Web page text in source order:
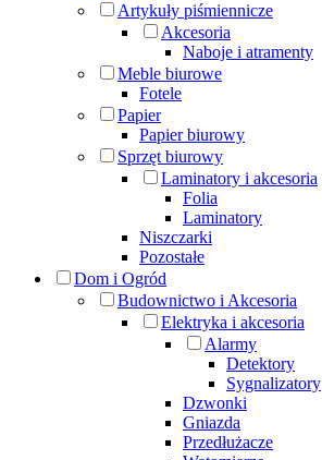
Artykuły piśmiennicze
Akcesoria
Naboje i atramenty
Meble biurowe
Fotele
Papier
Papier biurowy
Sprzęt biurowy
Laminatory i akcesoria
Folia
Laminatory
Niszczarki
Pozostałe
Dom i Ogród
Budownictwo i Akcesoria
Elektryka i akcesoria
Alarmy
Detektory
Sygnalizatory
Dzwonki
Gniazda
Przedłużacze